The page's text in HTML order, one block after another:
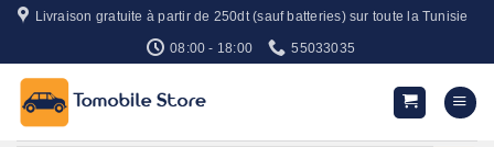
Passer
contenu
Livraison gratuite à partir de 250dt (sauf batteries) sur toute la Tunisie
08:00 - 18:00 55033035